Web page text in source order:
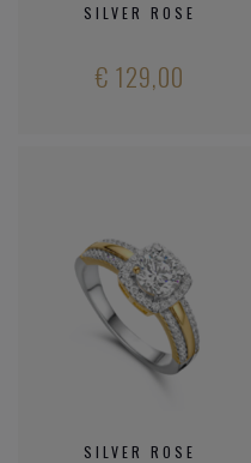
SILVER ROSE
€ 129,00
SILVER ROSE